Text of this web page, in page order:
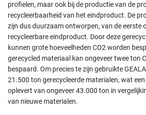
profielen, maar ook bij de productie van de
recycleerbaarheid van het eindproduct. De
zijn dus duurzaam ontworpen, van de eerste
recycleerbare eindproduct. Door deze
kunnen grote hoeveelheden CO2 worden
gerecycled materiaal kan ongeveer twee ton
bespaard. Om precies te zijn gebruikte
21.500 ton gerecycleerde materialen, wat
oplevert van ongeveer 43.000 ton in
van nieuwe materialen.